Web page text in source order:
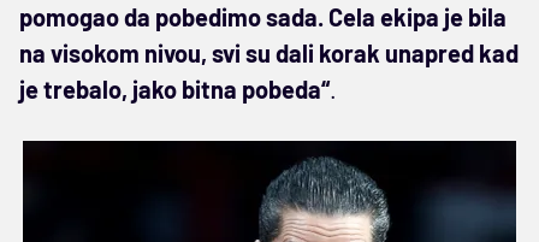
pomogao da pobedimo sada. Cela ekipa je bila
na visokom nivou, svi su dali korak unapred kad
je trebalo, jako bitna pobeda“.